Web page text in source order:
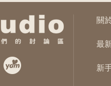
關
最
新